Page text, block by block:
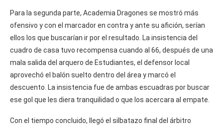
Para la segunda parte, Academia Dragones se mostró más
ofensivo y con el marcador en contra y ante su afición, serían
ellos los que buscarían ir por el resultado. La insistencia del
cuadro de casa tuvo recompensa cuando al 66, después de una
mala salida del arquero de Estudiantes, el defensor local
aprovechó el balón suelto dentro del área y marcó el
descuento. La insistencia fue de ambas escuadras por buscar
ese gol que les diera tranquilidad o que los acercara al empate.
Con el tiempo concluido, llegó el silbatazo final del árbitro